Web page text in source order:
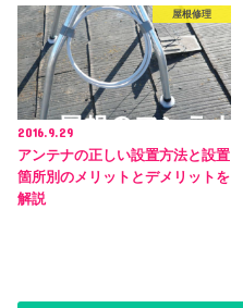
屋根修理
2016.9.29
アンテナの正しい設置方法と設置
箇所別のメリットとデメリットを
解説